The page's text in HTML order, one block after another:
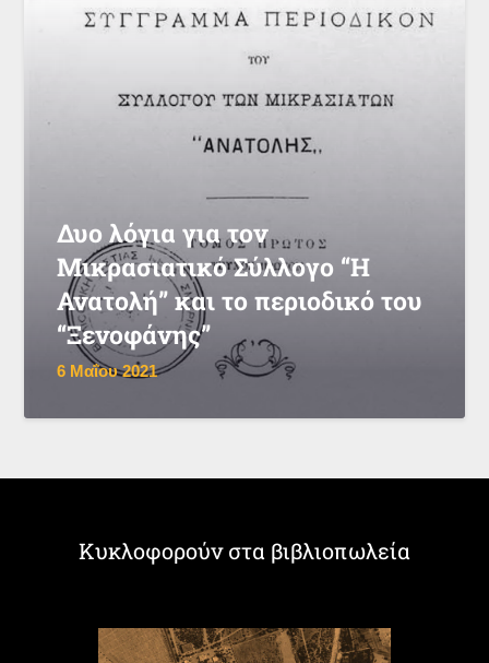
Δυο λόγια για τον
Μικρασιατικό Σύλλογο “Η
Ανατολή” και το περιοδικό του
“Ξενοφάνης”
6 Μαΐου 2021
Κυκλοφορούν στα βιβλιοπωλεία